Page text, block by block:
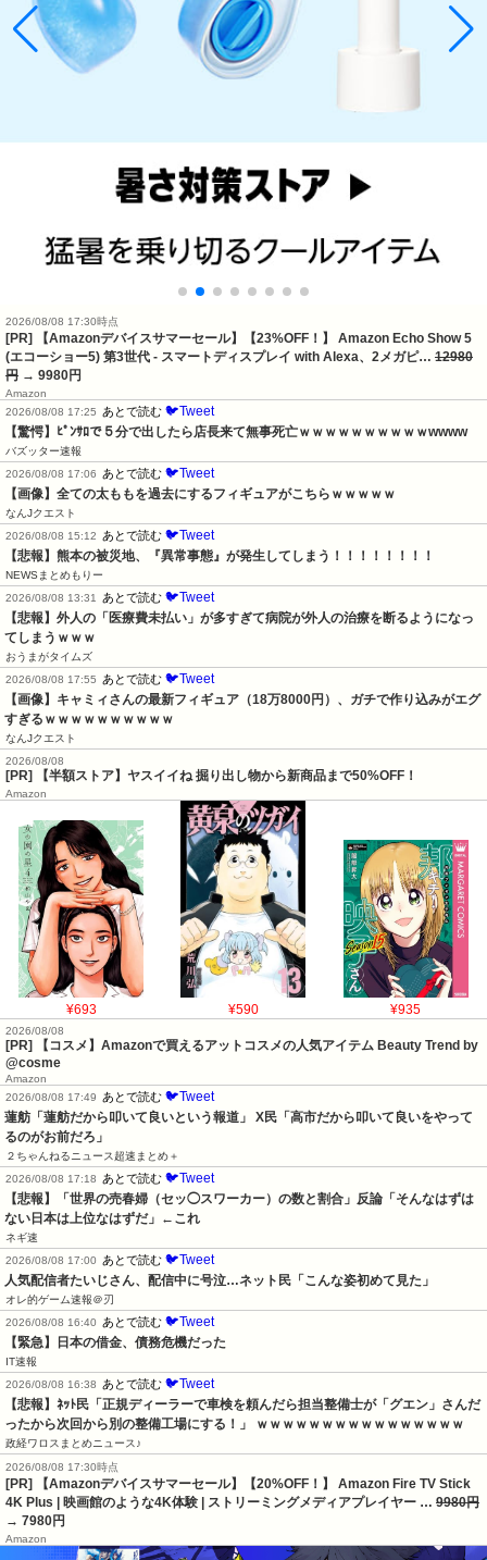
2026/08/08 17:30時点
[PR] 【Amazonデバイスサマーセール】【23%OFF！】 Amazon Echo Show 5
(エコーショー5) 第3世代 - スマートディスプレイ with Alexa、2メガピ… 12980
円 → 9980円
Amazon
2026/08/08 17:25
あとで読む 🐦Tweet
【驚愕】ﾋﾟﾝｻﾛで５分で出したら店長来て無事死亡ｗｗｗｗｗｗｗｗｗｗwwww
バズッター速報
2026/08/08 17:06
あとで読む 🐦Tweet
【画像】全ての太ももを過去にするフィギュアがこちらｗｗｗｗｗ
なんJクエスト
2026/08/08 15:12
あとで読む 🐦Tweet
【悲報】熊本の被災地、『異常事態』が発生してしまう！！！！！！！！
NEWSまとめもりー
2026/08/08 13:31
あとで読む 🐦Tweet
【悲報】外人の「医療費未払い」が多すぎて病院が外人の治療を断るようになっ
てしまうｗｗｗ
おうまがタイムズ
2026/08/08 17:55
あとで読む 🐦Tweet
【画像】キャミィさんの最新フィギュア（18万8000円）、ガチで作り込みがエグ
すぎるｗｗｗｗｗｗｗｗｗｗ
なんJクエスト
2026/08/08
[PR] 【半額ストア】ヤスイイね 掘り出し物から新商品まで50%OFF！
Amazon
¥693 ¥590 ¥935
2026/08/08
[PR] 【コスメ】Amazonで買えるアットコスメの人気アイテム Beauty Trend by
@cosme
Amazon
2026/08/08 17:49
あとで読む 🐦Tweet
蓮舫「蓮舫だから叩いて良いという報道」 X民「高市だから叩いて良いをやって
るのがお前だろ」
２ちゃんねるニュース超速まとめ＋
2026/08/08 17:18
あとで読む 🐦Tweet
【悲報】「世界の売春婦（セッ◯スワーカー）の数と割合」反論「そんなはずは
ない日本は上位なはずだ」←これ
ネギ速
2026/08/08 17:00
あとで読む 🐦Tweet
人気配信者たいじさん、配信中に号泣…ネット民「こんな姿初めて見た」
オレ的ゲーム速報＠刃
2026/08/08 16:40
あとで読む 🐦Tweet
【緊急】日本の借金、債務危機だった
IT速報
2026/08/08 16:38
あとで読む 🐦Tweet
【悲報】ﾈｯﾄ民「正規ディーラーで車検を頼んだら担当整備士が「グエン」さんだ
ったから次回から別の整備工場にする！」 ｗｗｗｗｗｗｗｗｗｗｗｗｗｗｗｗ
政経ワロスまとめニュース♪
2026/08/08 17:30時点
[PR] 【Amazonデバイスサマーセール】【20%OFF！】 Amazon Fire TV Stick
4K Plus | 映画館のような4K体験 | ストリーミングメディアプレイヤー … 9980円
→ 7980円
Amazon